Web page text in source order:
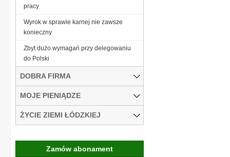
pracy
Wyrok w sprawie karnej nie zawsze
konieczny
Zbyt dużo wymagań przy delegowaniu
do Polski
DOBRA FIRMA
MOJE PIENIĄDZE
ŻYCIE ZIEMI ŁÓDZKIEJ
Zamów abonament